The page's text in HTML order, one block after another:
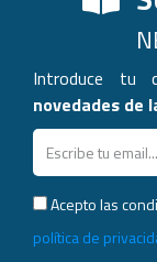
Introduce tu
novedades de
Acepto las
política de